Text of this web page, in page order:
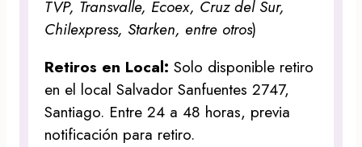
TVP, Transvalle, Ecoex, Cruz del Sur,
Chilexpress, Starken, entre otros)
Retiros en Local:Solo disponible retiro
en el local Salvador Sanfuentes 2747,
Santiago. Entre 24 a 48 horas, previa
notificación para retiro.